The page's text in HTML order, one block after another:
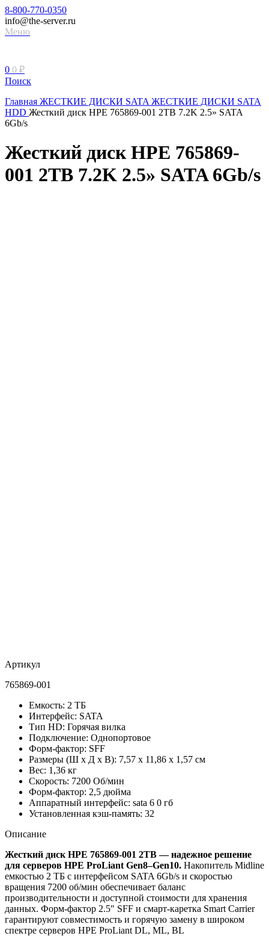
8-800-770-0350
info@the-server.ru
Меню
0 0 ₽
Поиск
Главная ЖЕСТКИЕ ДИСКИ SATA ЖЕСТКИЕ ДИСКИ SATA
HDD Жесткий диск HPE 765869-001 2TB 7.2K 2.5» SATA
6Gb/s
Жесткий диск HPE 765869-
001 2TB 7.2K 2.5» SATA 6Gb/s
Артикул
765869-001
Емкость: 2 ТБ
Интерфейс: SATA
Тип HD: Горячая вилка
Подключение: Однопортовое
Форм-фактор: SFF
Размеры (Ш x Д x В): 7,57 x 11,86 x 1,57 см
Вес: 1,36 кг
Скорость: 7200 Об/мин
Форм-фактор: 2,5 дюйма
Аппаратный интерфейс: sata 6 0 гб
Установленная кэш-память: 32
Описание
Жесткий диск HPE 765869-001 2TB — надежное решение
для серверов HPE ProLiant Gen8–Gen10. Накопитель Midline
емкостью 2 ТБ с интерфейсом SATA 6Gb/s и скоростью
вращения 7200 об/мин обеспечивает баланс
производительности и доступной стоимости для хранения
данных. Форм-фактор 2.5″ SFF и смарт-каретка Smart Carrier
гарантируют совместимость и горячую замену в широком
спектре серверов HPE ProLiant DL, ML, BL